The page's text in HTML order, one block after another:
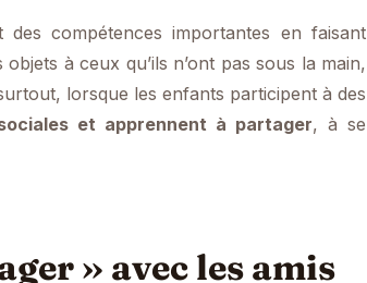
compétences importantes en faisant
à ceux qu’ils n’ont pas sous la main,
lorsque les enfants participent à des
et apprennent à partager, à se
» avec les amis